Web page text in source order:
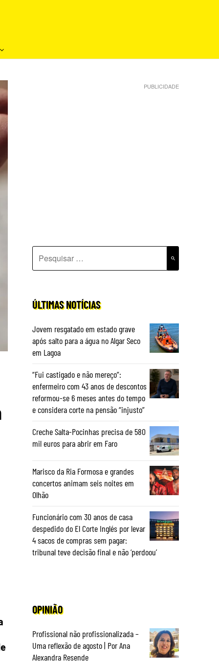
POR:
ÚLTIMAS NOTÍCIAS
Jovem resgatado em estado grave
após salto para a água no Algar Seco
em Lagoa
“Fui castigado e não mereço”:
enfermeiro com 43 anos de descontos
reformou-se 6 meses antes do tempo
e considera corte na pensão “injusto”
Creche Salta-Pocinhas precisa de 580
mil euros para abrir em Faro
Marisco da Ria Formosa e grandes
concertos animam seis noites em
Olhão
Funcionário com 30 anos de casa
despedido do El Corte Inglés por levar
4 sacos de compras sem pagar:
tribunal teve decisão final e não ‘perdoou’
OPINIÃO
Profissional não profissionalizada –
Uma reflexão de agosto | Por Ana
Alexandra Resende